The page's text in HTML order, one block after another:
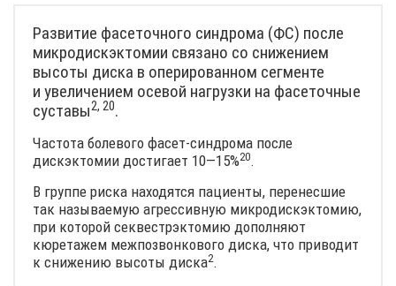
Развитие фасеточного синдрома (ФС) после
микродискэктомии связано со снижением
высоты диска в оперированном сегменте
и увеличением осевой нагрузки на фасеточные
суставы2, 20.
Частота болевого фасет-синдрома после
дискэктомии достигает 10—15%20.
В группе риска находятся пациенты, перенесшие
так называемую агрессивную микродискэктомию,
при которой секвестрэктомию дополняют
кюретажем межпозвонкового диска, что приводит
к снижению высоты диска2.